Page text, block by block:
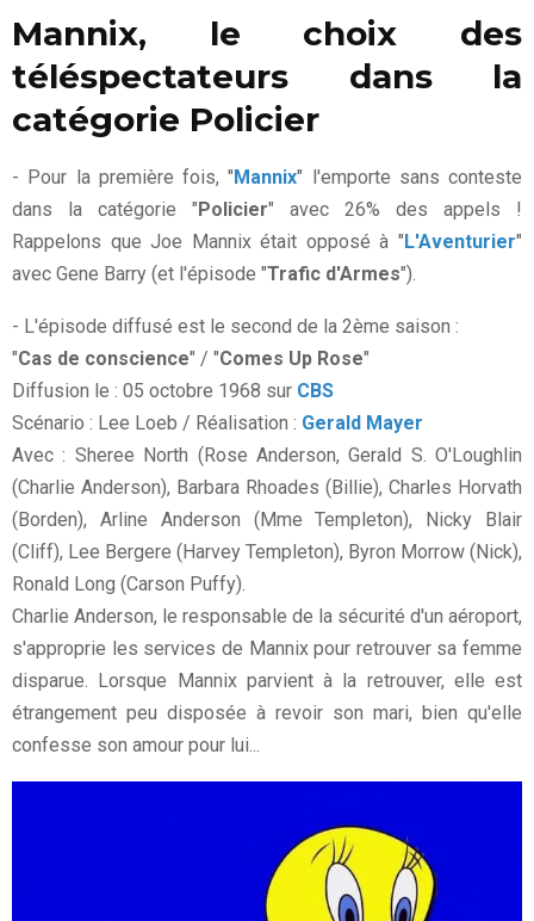
Mannix, le choix des
téléspectateurs dans la
catégorie Policier
- Pour la première fois, "Mannix" l'emporte sans conteste
dans la catégorie "Policier" avec 26% des appels !
Rappelons que Joe Mannix était opposé à "L'Aventurier"
avec Gene Barry (et l'épisode "Trafic d'Armes").
- L'épisode diffusé est le second de la 2ème saison :
"Cas de conscience" / "Comes Up Rose"
Diffusion le : 05 octobre 1968 sur CBS
Scénario : Lee Loeb / Réalisation : Gerald Mayer
Avec : Sheree North (Rose Anderson, Gerald S. O'Loughlin
(Charlie Anderson), Barbara Rhoades (Billie), Charles Horvath
(Borden), Arline Anderson (Mme Templeton), Nicky Blair
(Cliff), Lee Bergere (Harvey Templeton), Byron Morrow (Nick),
Ronald Long (Carson Puffy).
Charlie Anderson, le responsable de la sécurité d'un aéroport,
s'approprie les services de Mannix pour retrouver sa femme
disparue. Lorsque Mannix parvient à la retrouver, elle est
étrangement peu disposée à revoir son mari, bien qu'elle
confesse son amour pour lui...